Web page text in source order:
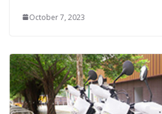
October 7, 2023